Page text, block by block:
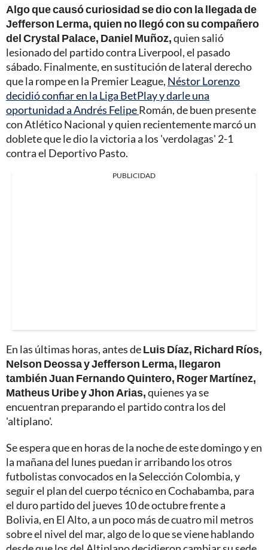
Algo que causó curiosidad se dio con la llegada de
Jefferson Lerma, quien no llegó con su compañero
del Crystal Palace, Daniel Muñoz,quien salió
lesionado del partido contra Liverpool, el pasado
sábado. Finalmente, en sustitución de lateral derecho
que la rompe en la Premier League, Néstor Lorenzo
decidió confiar en la Liga BetPlay y darle una
oportunidad a Andrés FelipeRomán, de buen presente
con Atlético Nacional y quien recientemente marcó un
doblete que le dio la victoria a los 'verdolagas' 2-1
contra el Deportivo Pasto.
PUBLICIDAD
En las últimas horas, antes deLuis Díaz, Richard Ríos,
Nelson Deossa y Jefferson Lerma, llegaron
también Juan Fernando Quintero, Roger Martínez,
Matheus Uribe y Jhon Arias,quienes ya se
encuentran preparando el partido contra los del
'altiplano'.
Se espera que en horas de la noche de este domingo y en
la mañana del lunes puedan ir arribando los otros
futbolistas convocados en la Selección Colombia, y
seguir el plan del cuerpo técnico en Cochabamba, para
el duro partido del jueves 10 de octubre frente a
Bolivia, en El Alto, a un poco más de cuatro mil metros
sobre el nivel del mar, algo de lo que se viene hablando